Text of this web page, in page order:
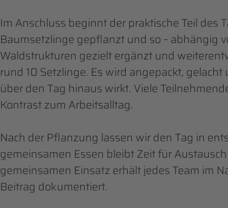
Im Anschluss beginnt der praktische Teil des
Baumsetzlinge gepflanzt und so – abhängig
Waldstrukturen gezielt ergänzt und
rund 10 Setzlinge. Es wird angepackt,
über den Tag hinaus wirkt. Viele
Kontrast zum Arbeitsalltag.
Nach der Pflanzung lassen wir den Tag in
gemeinsamen Essen bleibt Zeit für
gemeinsamen Einsatz erhält jedes Team im
Beitrag dokumentiert.